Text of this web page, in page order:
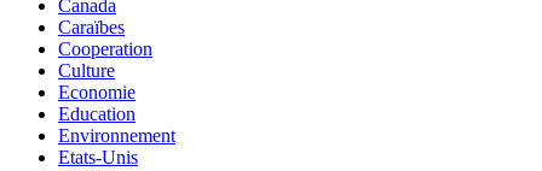
Canada
Caraïbes
Cooperation
Culture
Economie
Education
Environnement
Etats-Unis